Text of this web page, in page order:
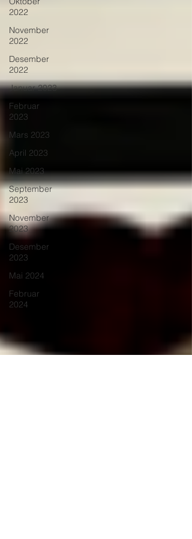
2022
November
2022
Desember
2022
Januar 2023
Februar
2023
Mars 2023
April 2023
Mai 2023
September
2023
November
2023
Desember
2023
Mai 2024
Februar
2024